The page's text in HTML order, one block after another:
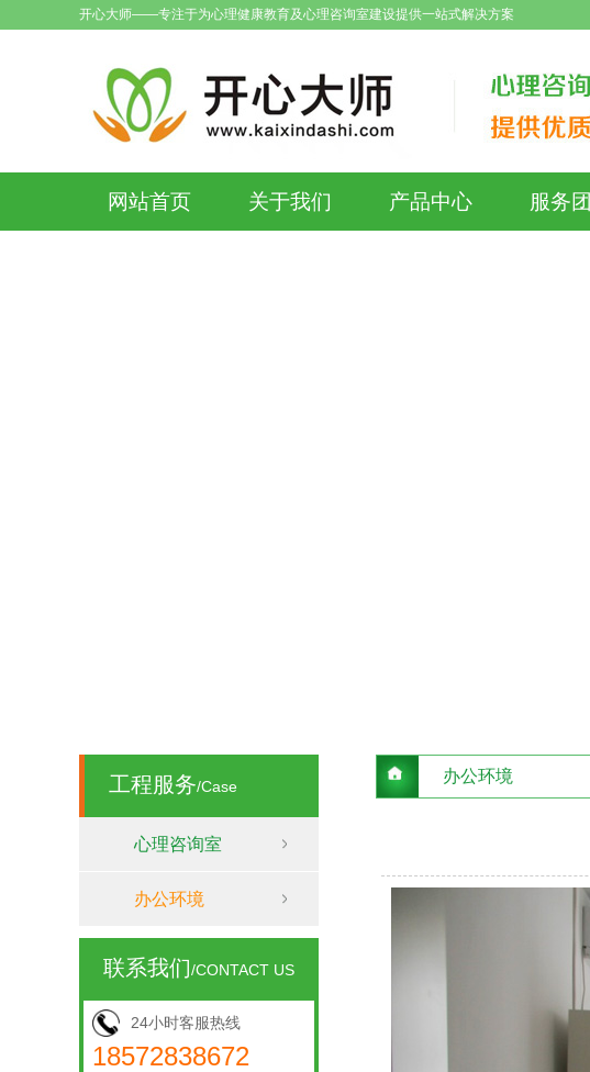
开心大师——专注于为心理健康教育及心理咨询室建设提供一站式解决方案
网站首页 关于我们 产品中心 服务
工程服务/Case
心理咨询室
办公环境
联系我们/CONTACT US
24小时客服热线
18572838672
办公环境